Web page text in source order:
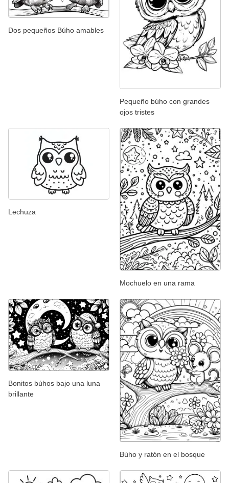
Dos pequeños Búho amables
Pequeño búho con grandes
ojos tristes
Lechuza
Mochuelo en una rama
Bonitos búhos bajo una luna
brillante
Búho y ratón en el bosque